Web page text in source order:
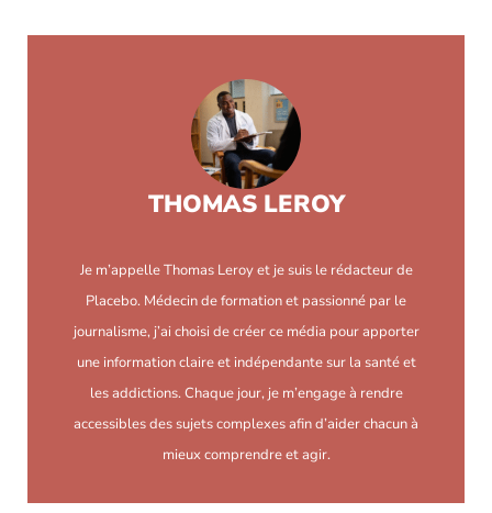
THOMAS LEROY
Je m’appelle Thomas Leroy et je suis le rédacteur de
Placebo. Médecin de formation et passionné par le
journalisme, j’ai choisi de créer ce média pour apporter
une information claire et indépendante sur la santé et
les addictions. Chaque jour, je m’engage à rendre
accessibles des sujets complexes afin d’aider chacun à
mieux comprendre et agir.